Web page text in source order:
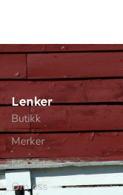
Lenker
Butikk
Merker
Min side
Om oss